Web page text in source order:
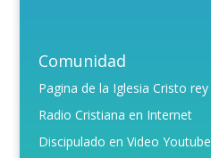
Comunidad
Pagina de la Iglesia Cristo rey
Radio Cristiana en Internet
Discipulado en Video Youtube